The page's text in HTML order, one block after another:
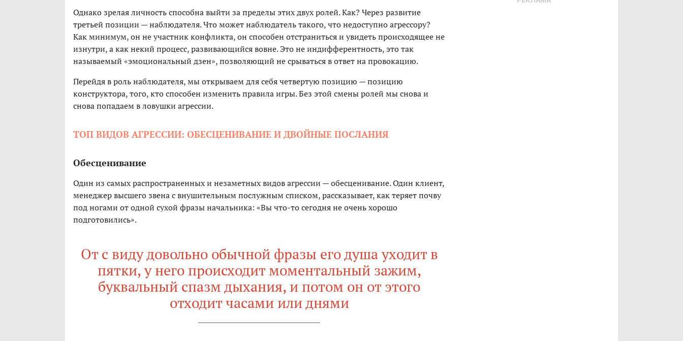
Однако зрелая личность способна выйти за пределы этих двух ролей. Как? Через развитие
третьей позиции — наблюдателя. Что может наблюдатель такого, что недоступно агрессору?
Как минимум, он не участник конфликта, он способен отстраниться и увидеть происходящее не
изнутри, а как некий процесс, развивающийся вовне. Это не индифферентность, это так
называемый «эмоциональный дзен», позволяющий не срываться в ответ на провокацию.
Перейдя в роль наблюдателя, мы открываем для себя четвертую позицию — позицию
конструктора, того, кто способен изменить правила игры. Без этой смены ролей мы снова и
снова попадаем в ловушки агрессии.
ТОП ВИДОВ АГРЕССИИ: ОБЕСЦЕНИВАНИЕ И ДВОЙНЫЕ ПОСЛАНИЯ
Обесценивание
Один из самых распространенных и незаметных видов агрессии — обесценивание. Один клиент,
менеджер высшего звена с внушительным послужным списком, рассказывает, как теряет почву
под ногами от одной сухой фразы начальника: «Вы что-то сегодня не очень хорошо
подготовились».
От с виду довольно обычной фразы его душа уходит в
пятки, у него происходит моментальный зажим,
буквальный спазм дыхания, и потом он от этого
отходит часами или днями